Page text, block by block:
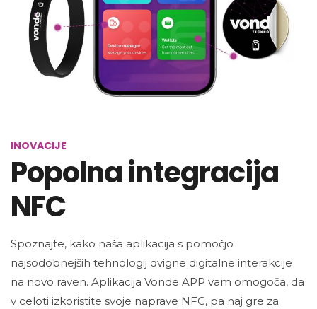
INOVACIJE
Popolna integracija
NFC
Spoznajte, kako naša aplikacija s pomočjo
najsodobnejših tehnologij dvigne digitalne interakcije
na novo raven. Aplikacija Vonde APP vam omogoča, da
v celoti izkoristite svoje naprave NFC, pa naj gre za